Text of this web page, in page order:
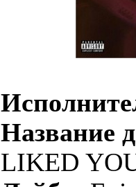
Название
LIKED